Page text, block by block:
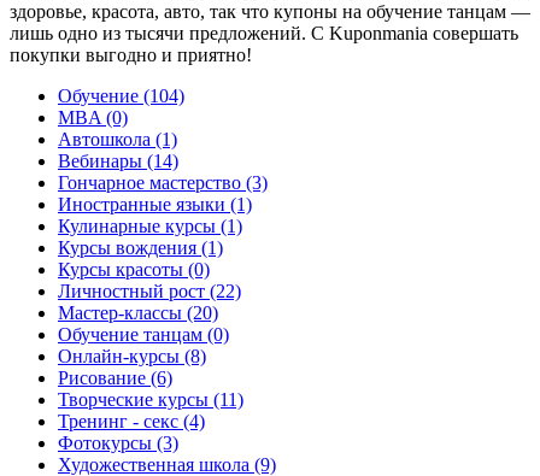
здоровье, красота, авто, так что купоны на обучение танцам —
лишь одно из тысячи предложений. С Kuponmania совершать
покупки выгодно и приятно!
Обучение (104)
MBA (0)
Автошкола (1)
Вебинары (14)
Гончарное мастерство (3)
Иностранные языки (1)
Кулинарные курсы (1)
Курсы вождения (1)
Курсы красоты (0)
Личностный рост (22)
Мастер-классы (20)
Обучение танцам (0)
Онлайн-курсы (8)
Рисование (6)
Творческие курсы (11)
Тренинг - секс (4)
Фотокурсы (3)
Художественная школа (9)